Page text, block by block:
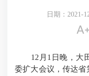
日期：2021-

12月1日晚，大田
委扩大会议，传达